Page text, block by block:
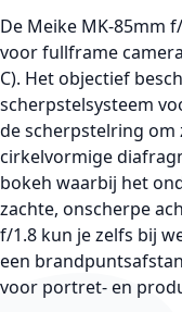
De Meike MK-85mm
voor fullframe
C). Het objectief
scherpstelsysteem
de scherpstelring om
cirkelvormige
bokeh waarbij het
zachte, onscherpe
f/1.8 kun je zelfs bij
een
voor portret- en